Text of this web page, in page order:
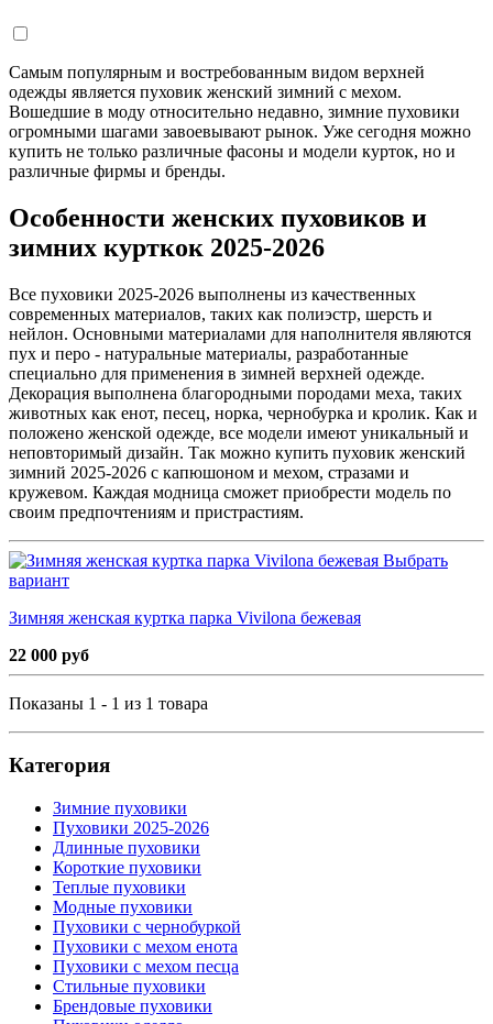
Самым популярным и востребованным видом верхней
одежды является пуховик женский зимний с мехом.
Вошедшие в моду относительно недавно, зимние пуховики
огромными шагами завоевывают рынок. Уже сегодня можно
купить не только различные фасоны и модели курток, но и
различные фирмы и бренды.
Особенности женских пуховиков и
зимних курткок 2025-2026
Все пуховики 2025-2026 выполнены из качественных
современных материалов, таких как полиэстр, шерсть и
нейлон. Основными материалами для наполнителя являются
пух и перо - натуральные материалы, разработанные
специально для применения в зимней верхней одежде.
Декорация выполнена благородными породами меха, таких
животных как енот, песец, норка, чернобурка и кролик. Как и
положено женской одежде, все модели имеют уникальный и
неповторимый дизайн. Так можно купить пуховик женский
зимний 2025-2026 с капюшоном и мехом, стразами и
кружевом. Каждая модница сможет приобрести модель по
своим предпочтениям и пристрастиям.
Выбрать
вариант
Зимняя женская куртка парка Vivilona бежевая
22 000 руб
Показаны 1 - 1 из 1 товара
Категория
Зимние пуховики
Пуховики 2025-2026
Длинные пуховики
Короткие пуховики
Теплые пуховики
Модные пуховики
Пуховики с чернобуркой
Пуховики с мехом енота
Пуховики с мехом песца
Стильные пуховики
Брендовые пуховики